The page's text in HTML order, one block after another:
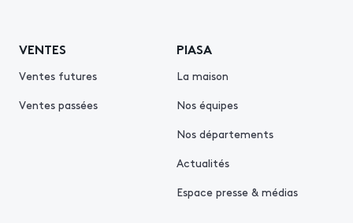
VENTES
Ventes futures
Ventes passées
PIASA
La maison
Nos équipes
Nos départements
Actualités
Espace presse & médias